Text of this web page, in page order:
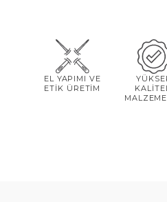
EL YAPIMI VE
ETİK ÜRETİM